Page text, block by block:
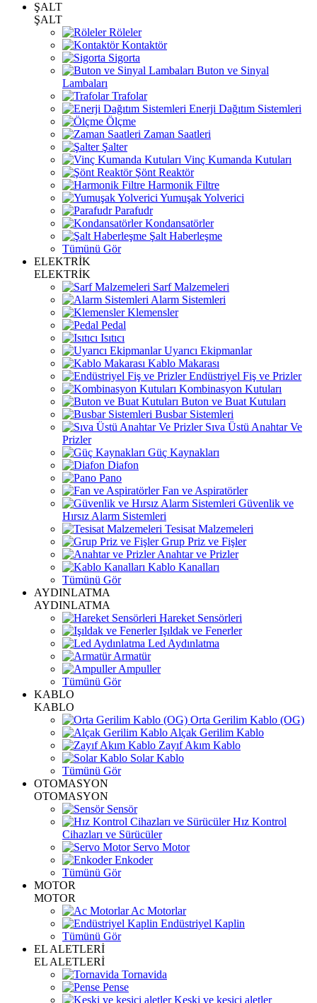
ŞALT
ŞALT
Röleler
Kontaktör
Sigorta
Buton ve Sinyal
Lambaları
Trafolar
Enerji Dağıtım Sistemleri
Ölçme
Zaman Saatleri
Şalter
Vinç Kumanda Kutuları
Şönt Reaktör
Harmonik Filtre
Yumuşak Yolverici
Parafudr
Kondansatörler
Şalt Haberleşme
Tümünü Gör
ELEKTRİK
ELEKTRİK
Sarf Malzemeleri
Alarm Sistemleri
Klemensler
Pedal
Isıtıcı
Uyarıcı Ekipmanlar
Kablo Makarası
Endüstriyel Fiş ve Prizler
Kombinasyon Kutuları
Buton ve Buat Kutuları
Busbar Sistemleri
Sıva Üstü Anahtar Ve
Prizler
Güç Kaynakları
Diafon
Pano
Fan ve Aspiratörler
Güvenlik ve
Hırsız Alarm Sistemleri
Tesisat Malzemeleri
Grup Priz ve Fişler
Anahtar ve Prizler
Kablo Kanalları
Tümünü Gör
AYDINLATMA
AYDINLATMA
Hareket Sensörleri
Işıldak ve Fenerler
Led Aydınlatma
Armatür
Ampuller
Tümünü Gör
KABLO
KABLO
Orta Gerilim Kablo (OG)
Alçak Gerilim Kablo
Zayıf Akım Kablo
Solar Kablo
Tümünü Gör
OTOMASYON
OTOMASYON
Sensör
Hız Kontrol
Cihazları ve Sürücüler
Servo Motor
Enkoder
Tümünü Gör
MOTOR
MOTOR
Ac Motorlar
Endüstriyel Kaplin
Tümünü Gör
EL ALETLERİ
EL ALETLERİ
Tornavida
Pense
Keski ve kesici aletler